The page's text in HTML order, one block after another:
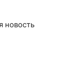
новость